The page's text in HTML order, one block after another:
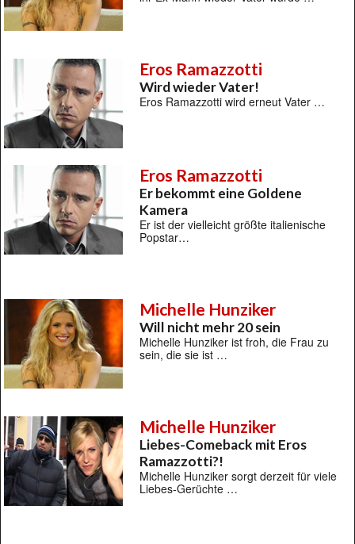
Eros Ramazzotti
Wird wieder Vater!
Eros Ramazzotti wird erneut Vater …
Eros Ramazzotti
Er bekommt eine Goldene
Kamera
Er ist der vielleicht größte italienische
Popstar…
Michelle Hunziker
Will nicht mehr 20 sein
Michelle Hunziker ist froh, die Frau zu
sein, die sie ist …
Michelle Hunziker
Liebes-Comeback mit Eros
Ramazzotti?!
Michelle Hunziker sorgt derzeit für viele
Liebes-Gerüchte …